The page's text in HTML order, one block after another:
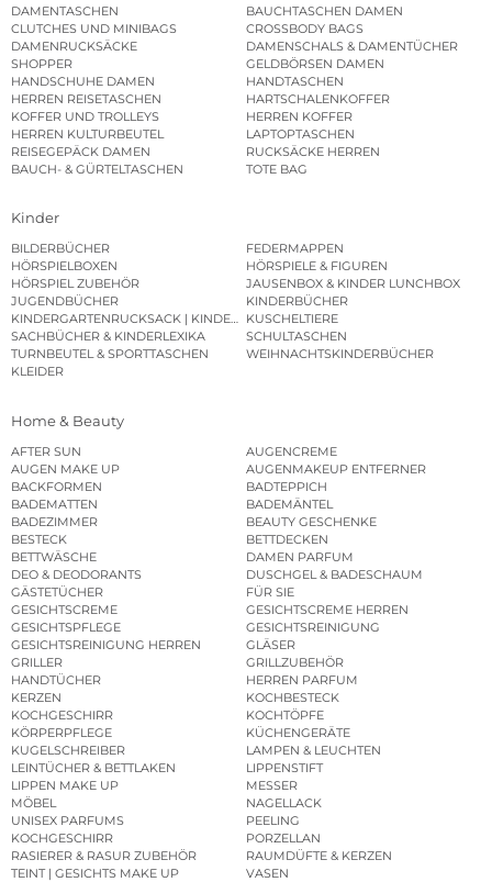
DAMENTASCHEN
BAUCHTASCHEN DAMEN
CLUTCHES UND MINIBAGS
CROSSBODY BAGS
DAMENRUCKSÄCKE
DAMENSCHALS & DAMENTÜCHER
SHOPPER
GELDBÖRSEN DAMEN
HANDSCHUHE DAMEN
HANDTASCHEN
HERREN REISETASCHEN
HARTSCHALENKOFFER
KOFFER UND TROLLEYS
HERREN KOFFER
HERREN KULTURBEUTEL
LAPTOPTASCHEN
REISEGEPÄCK DAMEN
RUCKSÄCKE HERREN
BAUCH- & GÜRTELTASCHEN
TOTE BAG
Kinder
BILDERBÜCHER
FEDERMAPPEN
HÖRSPIELBOXEN
HÖRSPIELE & FIGUREN
HÖRSPIEL ZUBEHÖR
JAUSENBOX & KINDER LUNCHBOX
JUGENDBÜCHER
KINDERBÜCHER
KINDERGARTENRUCKSACK | KINDERGARTENBEUTEL
KUSCHELTIERE
SACHBÜCHER & KINDERLEXIKA
SCHULTASCHEN
TURNBEUTEL & SPORTTASCHEN
WEIHNACHTSKINDERBÜCHER
KLEIDER
Home & Beauty
AFTER SUN
AUGENCREME
AUGEN MAKE UP
AUGENMAKEUP ENTFERNER
BACKFORMEN
BADTEPPICH
BADEMATTEN
BADEMÄNTEL
BADEZIMMER
BEAUTY GESCHENKE
BESTECK
BETTDECKEN
BETTWÄSCHE
DAMEN PARFUM
DEO & DEODORANTS
DUSCHGEL & BADESCHAUM
GÄSTETÜCHER
FÜR SIE
GESICHTSCREME
GESICHTSCREME HERREN
GESICHTSPFLEGE
GESICHTSREINIGUNG
GESICHTSREINIGUNG HERREN
GLÄSER
GRILLER
GRILLZUBEHÖR
HANDTÜCHER
HERREN PARFUM
KERZEN
KOCHBESTECK
KOCHGESCHIRR
KOCHTÖPFE
KÖRPERPFLEGE
KÜCHENGERÄTE
KUGELSCHREIBER
LAMPEN & LEUCHTEN
LEINTÜCHER & BETTLAKEN
LIPPENSTIFT
LIPPEN MAKE UP
MESSER
MÖBEL
NAGELLACK
UNISEX PARFUMS
PEELING
KOCHGESCHIRR
PORZELLAN
RASIERER & RASUR ZUBEHÖR
RAUMDÜFTE & KERZEN
TEINT | GESICHTS MAKE UP
VASEN